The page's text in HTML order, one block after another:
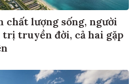
chất lượng sống, người
truyền đời, cả hai gặp